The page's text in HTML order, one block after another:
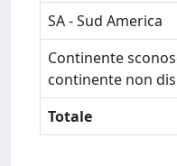
SA - Sud America
Continente
continente non
Totale